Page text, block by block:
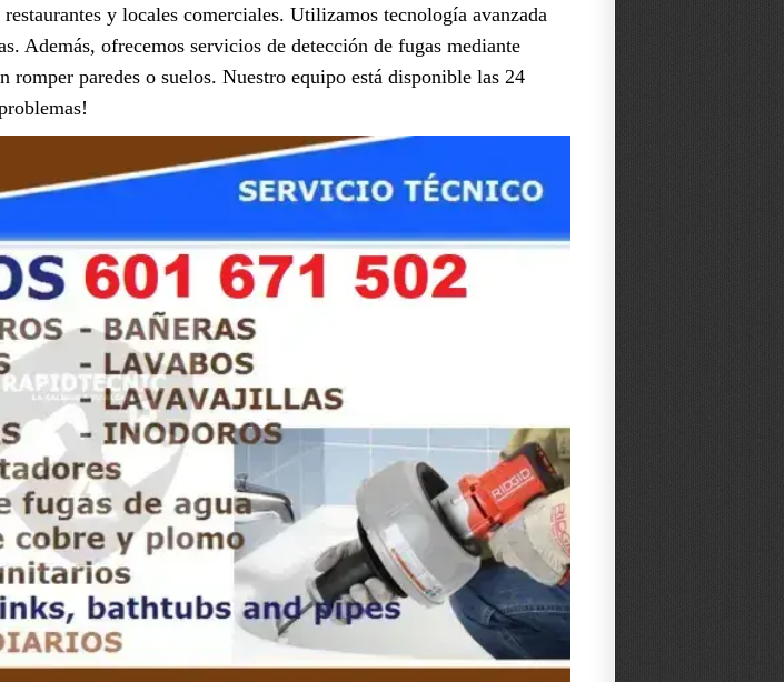
y locales comerciales. Utilizamos tecnología avanzada
Además, ofrecemos servicios de detección de fugas mediante
paredes o suelos. Nuestro equipo está disponible las 24